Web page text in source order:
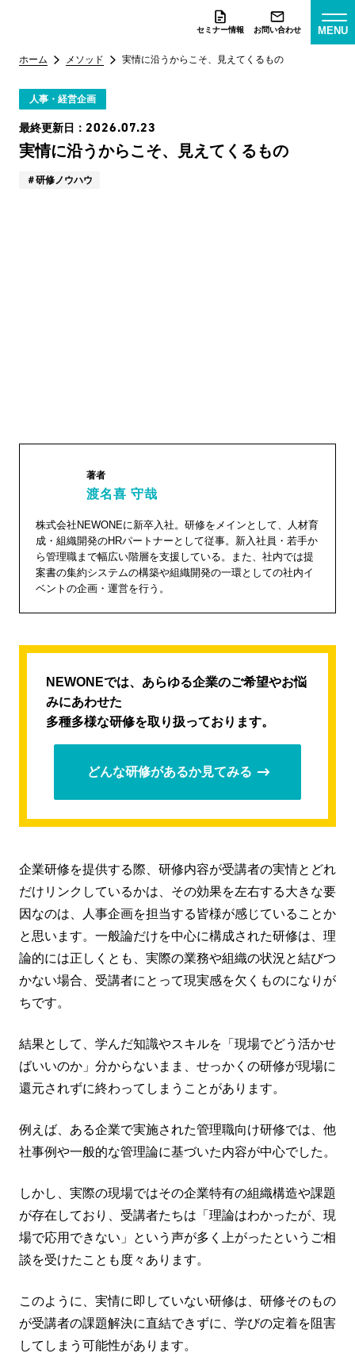
セミナー情報 お問い合わせ MENU
ホーム メソッド 実情に沿うからこそ、見えてくるもの
人事・経営企画
最終更新日： 2026.07.23
実情に沿うからこそ、見えてくるもの
研修ノウハウ
渡名喜
守哉"
width="1
104">
著者
渡名喜 守哉
株式会社NEWONEに新卒入社。研修をメインとして、人材育
成・組織開発のHRパートナーとして従事。新入社員・若手か
ら管理職まで幅広い階層を支援している。また、社内では提
案書の集約システムの構築や組織開発の一環としての社内イ
ベントの企画・運営を行う。
NEWONEでは、あらゆる企業のご希望やお悩
みにあわせた
多種多様な研修を取り扱っております。
どんな研修があるか見てみる
企業研修を提供する際、研修内容が受講者の実情とどれ
だけリンクしているかは、その効果を左右する大きな要
因なのは、人事企画を担当する皆様が感じていることか
と思います。一般論だけを中心に構成された研修は、理
論的には正しくとも、実際の業務や組織の状況と結びつ
かない場合、受講者にとって現実感を欠くものになりが
ちです。
結果として、学んだ知識やスキルを「現場でどう活かせ
ばいいのか」分からないまま、せっかくの研修が現場に
還元されずに終わってしまうことがあります。
例えば、ある企業で実施された管理職向け研修では、他
社事例や一般的な管理論に基づいた内容が中心でした。
しかし、実際の現場ではその企業特有の組織構造や課題
が存在しており、受講者たちは「理論はわかったが、現
場で応用できない」という声が多く上がったというご相
談を受けたことも度々あります。
このように、実情に即していない研修は、研修そのもの
が受講者の課題解決に直結できずに、学びの定着を阻害
してしまう可能性があります。